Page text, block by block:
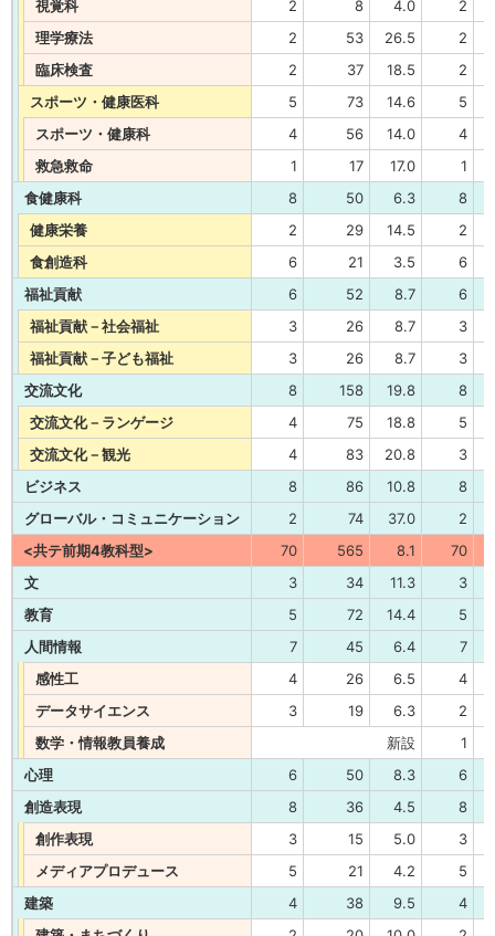
視覚科 2 8 4.0
2
理学療法
2 53 26.5
2
臨床検査
2 37 18.5
2
スポーツ・健康医科
5 73 14.6
5
スポーツ・健康科
4 56 14.0
4
救急救命
1 17 17.0
1
食健康科
8 50 6.3
8
健康栄養
2 29 14.5
2
食創造科
6 21 3.5
6
福祉貢献
6 52 8.7
6
福祉貢献－社会福祉
3 26 8.7
3
福祉貢献－子ども福祉
3 26 8.7
3
交流文化
8 158 19.8
8
交流文化－ランゲージ
4 75 18.8
5
交流文化－観光
4 83 20.8
3
ビジネス
8 86 10.8
8
グローバル・コミュニケーション
2 74 37.0
2
<共テ前期4教科型>
70 565 8.1
70
文
3 34 11.3
3
教育
5 72 14.4
5
人間情報
7 45 6.4
7
感性工
4 26 6.5
4
データサイエンス
3 19 6.3
2
数学・情報教員養成
新設
1
心理
6 50 8.3
6
創造表現
8 36 4.5
8
創作表現
3 15 5.0
3
メディアプロデュース
5 21 4.2
5
建築
4 38 9.5
4